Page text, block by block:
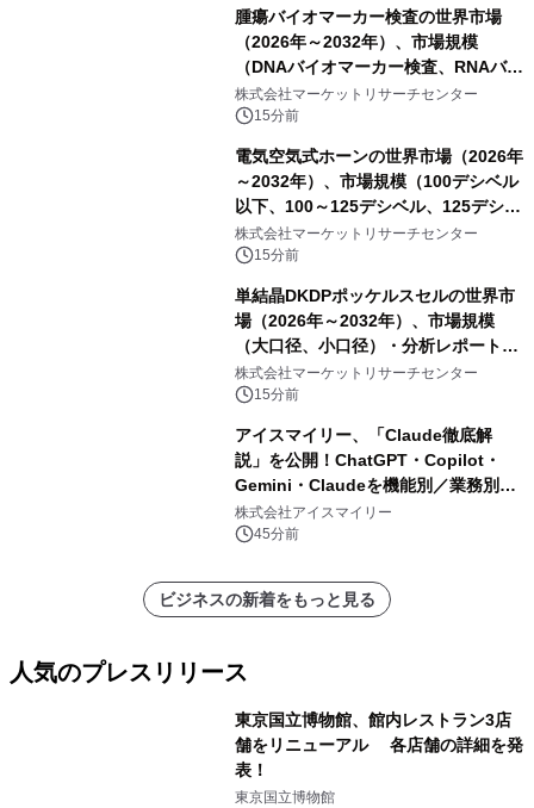
腫瘍バイオマーカー検査の世界市場
（2026年～2032年）、市場規模
（DNAバイオマーカー検査、RNAバイ
オマーカー検査、タンパク質バイオマ
ーカー検査、細胞ベースのバイオマー
査）・分析レポートを発表
株式会社マーケットリサーチセンター
15分前
電気空気式ホーンの世界市場（2026年
～2032年）、市場規模（100デシベル
以下、100～125デシベル、125デシベ
ル以上）・分析レポートを発表
株式会社マーケットリサーチセンター
15分前
単結晶DKDPポッケルスセルの世界市
場（2026年～2032年）、市場規模
（大口径、小口径）・分析レポートを
発表
株式会社マーケットリサーチセンター
15分前
アイスマイリー、「Claude徹底解
説」を公開！ChatGPT・Copilot・
Gemini・Claudeを機能別／業務別に
比較―自社に合う生成AIの選び方がわ
かる実践ガイド
株式会社アイスマイリー
45分前
ビジネスの新着をもっと見る
人気のプレスリリース
東京国立博物館、館内レストラン3店
舗をリニューアル 各店舗の詳細を発
表！
東京国立博物館